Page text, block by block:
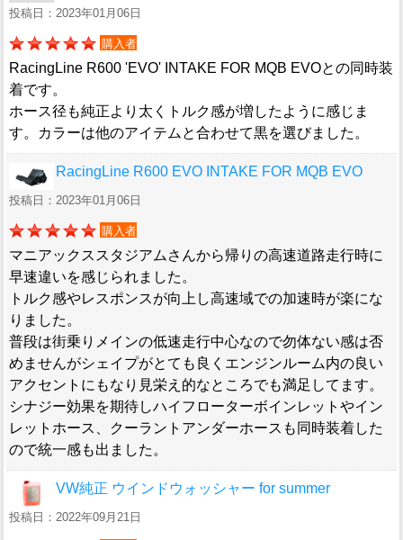
投稿日：2023年01月06日
購入者
RacingLine R600 'EVO' INTAKE FOR MQB EVOとの同時装
着です。
ホース径も純正より太くトルク感が増したように感じま
す。カラーは他のアイテムと合わせて黒を選びました。
RacingLine R600 EVO INTAKE FOR MQB EVO
投稿日：2023年01月06日
購入者
マニアックススタジアムさんから帰りの高速道路走行時に
早速違いを感じられました。
トルク感やレスポンスが向上し高速域での加速時が楽にな
りました。
普段は街乗りメインの低速走行中心なので勿体ない感は否
めませんがシェイプがとても良くエンジンルーム内の良い
アクセントにもなり見栄え的なところでも満足してます。
シナジー効果を期待しハイフローターボインレットやイン
レットホース、クーラントアンダーホースも同時装着した
ので統一感も出ました。
VW純正 ウインドウォッシャー for summer
投稿日：2022年09月21日